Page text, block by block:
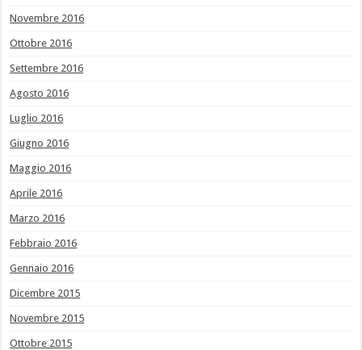
Novembre 2016
Ottobre 2016
Settembre 2016
Agosto 2016
Luglio 2016
Giugno 2016
Maggio 2016
Aprile 2016
Marzo 2016
Febbraio 2016
Gennaio 2016
Dicembre 2015
Novembre 2015
Ottobre 2015